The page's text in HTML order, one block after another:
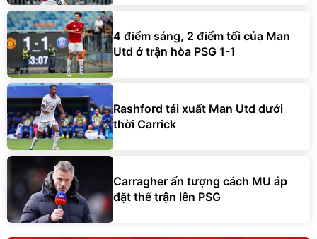
4 điểm sáng, 2 điểm tối của Man
Utd ở trận hòa PSG 1-1
Rashford tái xuất Man Utd dưới
thời Carrick
Carragher ấn tượng cách MU áp
đặt thế trận lên PSG